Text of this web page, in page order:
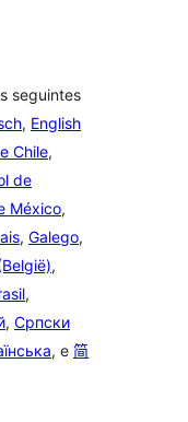
seguintes
, English
Chile,
de
México,
, Galego,
,
,
, Српски
, e 简